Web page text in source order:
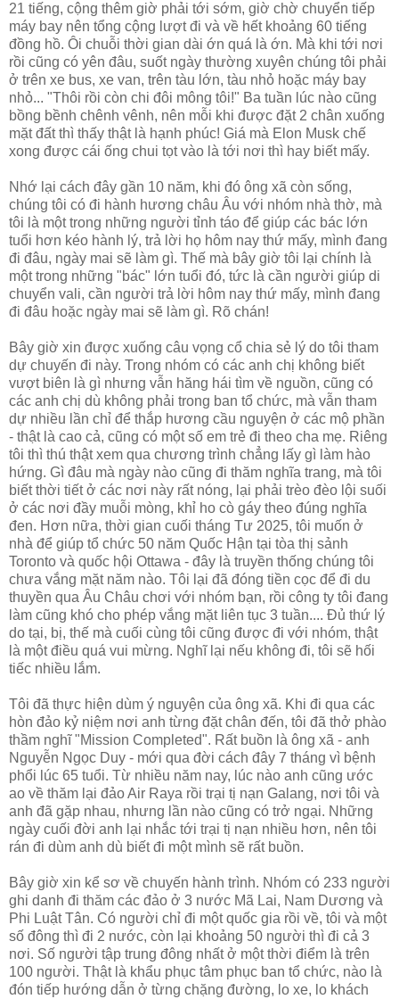
21 tiếng, cộng thêm giờ phải tới sớm, giờ chờ chuyển tiếp
máy bay nên tổng cộng lượt đi và về hết khoảng 60 tiếng
đồng hồ. Ôi chuỗi thời gian dài ớn quá là ớn. Mà khi tới nơi
rồi cũng có yên đâu, suốt ngày thường xuyên chúng tôi phải
ở trên xe bus, xe van, trên tàu lớn, tàu nhỏ hoặc máy bay
nhỏ... "Thôi rồi còn chi đôi mông tôi!" Ba tuần lúc nào cũng
bồng bềnh chênh vênh, nên mỗi khi được đặt 2 chân xuống
mặt đất thì thấy thật là hạnh phúc! Giá mà Elon Musk chế
xong được cái ống chui tọt vào là tới nơi thì hay biết mấy.
Nhớ lại cách đây gần 10 năm, khi đó ông xã còn sống,
chúng tôi có đi hành hương châu Âu với nhóm nhà thờ, mà
tôi là một trong những người tỉnh táo để giúp các bác lớn
tuổi hơn kéo hành lý, trả lời họ hôm nay thứ mấy, mình đang
đi đâu, ngày mai sẽ làm gì. Thế mà bây giờ tôi lại chính là
một trong những "bác" lớn tuổi đó, tức là cần người giúp di
chuyển vali, cần người trả lời hôm nay thứ mấy, mình đang
đi đâu hoặc ngày mai sẽ làm gì. Rõ chán!
Bây giờ xin được xuống câu vọng cổ chia sẻ lý do tôi tham
dự chuyến đi này. Trong nhóm có các anh chị không biết
vượt biên là gì nhưng vẫn hăng hái tìm về nguồn, cũng có
các anh chị dù không phải trong ban tổ chức, mà vẫn tham
dự nhiều lần chỉ để thắp hương cầu nguyện ở các mộ phần
- thật là cao cả, cũng có một số em trẻ đi theo cha mẹ. Riêng
tôi thì thú thật xem qua chương trình chẳng lấy gì làm hào
hứng. Gì đâu mà ngày nào cũng đi thăm nghĩa trang, mà tôi
biết thời tiết ở các nơi này rất nóng, lại phải trèo đèo lội suối
ở các nơi đầy muỗi mòng, khỉ ho cò gáy theo đúng nghĩa
đen. Hơn nữa, thời gian cuối tháng Tư 2025, tôi muốn ở
nhà để giúp tổ chức 50 năm Quốc Hận tại tòa thị sảnh
Toronto và quốc hội Ottawa - đây là truyền thống chúng tôi
chưa vắng mặt năm nào. Tôi lại đã đóng tiền cọc để đi du
thuyền qua Âu Châu chơi với nhóm bạn, rồi công ty tôi đang
làm cũng khó cho phép vắng mặt liên tục 3 tuần.... Đủ thứ lý
do tại, bị, thế mà cuối cùng tôi cũng được đi với nhóm, thật
là một điều quá vui mừng. Nghĩ lại nếu không đi, tôi sẽ hối
tiếc nhiều lắm.
Tôi đã thực hiện dùm ý nguyện của ông xã. Khi đi qua các
hòn đảo kỷ niệm nơi anh từng đặt chân đến, tôi đã thở phào
thầm nghĩ "Mission Completed". Rất buồn là ông xã - anh
Nguyễn Ngọc Duy - mới qua đời cách đây 7 tháng vì bệnh
phổi lúc 65 tuổi. Từ nhiều năm nay, lúc nào anh cũng ước
ao về thăm lại đảo Air Raya rồi trại tị nạn Galang, nơi tôi và
anh đã gặp nhau, nhưng lần nào cũng có trở ngại. Những
ngày cuối đời anh lại nhắc tới trại tị nạn nhiều hơn, nên tôi
rán đi dùm anh dù biết đi một mình sẽ rất buồn.
Bây giờ xin kể sơ về chuyến hành trình. Nhóm có 233 người
ghi danh đi thăm các đảo ở 3 nước Mã Lai, Nam Dương và
Phi Luật Tân. Có người chỉ đi một quốc gia rồi về, tôi và một
số đông thì đi 2 nước, còn lại khoảng 50 người thì đi cả 3
nơi. Số người tập trung đông nhất ở một thời điểm là trên
100 người. Thật là khẩu phục tâm phục ban tổ chức, nào là
đón tiếp hướng dẫn ở từng chặng đường, lo xe, lo khách